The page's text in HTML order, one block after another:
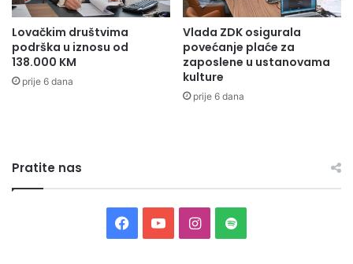
Lovačkim društvima
podrška u iznosu od
138.000 KM
prije 6 dana
Vlada ZDK osigurala
povećanje plaće za
zaposlene u ustanovama
kulture
prije 6 dana
Pratite nas
Facebook
YouTubeInstagram
Spotify